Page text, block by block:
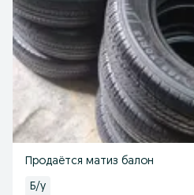
Продаётся матиз балон
Б/у